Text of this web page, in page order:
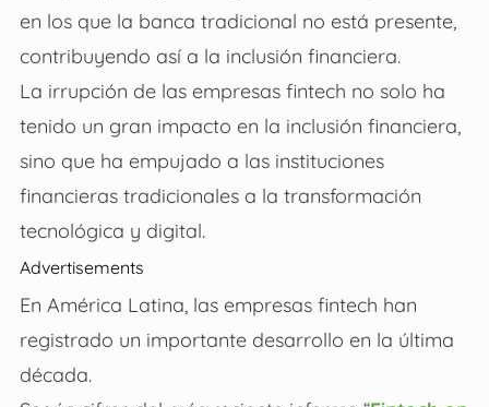
en los que la banca tradicional no está presente,
contribuyendo así a la inclusión financiera.
La irrupción de las empresas fintech no solo ha
tenido un gran impacto en la inclusión financiera,
sino que ha empujado a las instituciones
financieras tradicionales a la transformación
tecnológica y digital.
Advertisements
En América Latina, las empresas fintech han
registrado un importante desarrollo en la última
década.